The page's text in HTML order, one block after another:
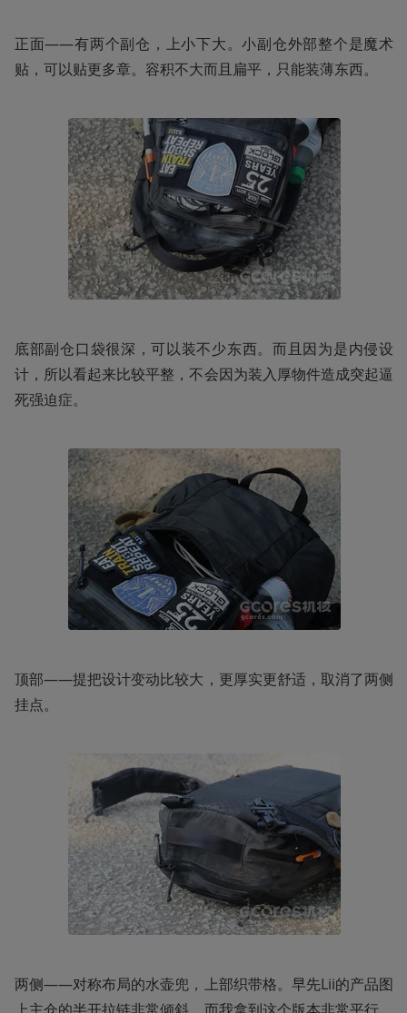
正面——有两个副仓，上小下大。小副仓外部整个是魔术
贴，可以贴更多章。容积不大而且扁平，只能装薄东西。
底部副仓口袋很深，可以装不少东西。而且因为是内侵设
计，所以看起来比较平整，不会因为装入厚物件造成突起逼
死强迫症。
顶部——提把设计变动比较大，更厚实更舒适，取消了两侧
挂点。
两侧——对称布局的水壶兜，上部织带格。早先Lii的产品图